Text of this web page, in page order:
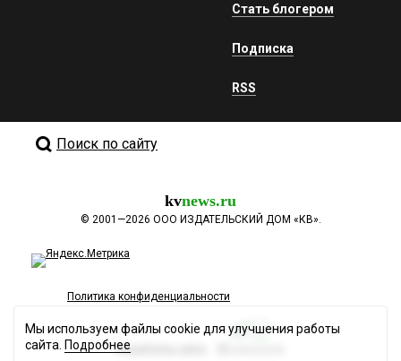
Стать блогером
Подписка
RSS
Поиск по сайту
kvnews.ru
© 2001—2026 ООО ИЗДАТЕЛЬСКИЙ ДОМ «КВ».
Политика конфиденциальности
Разработка сайта
Мы используем файлы cookie для улучшения работы
сайта. Подробнее